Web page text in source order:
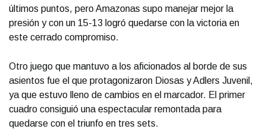
últimos puntos, pero Amazonas supo manejar mejor la
presión y con un 15-13 logró quedarse con la victoria en
este cerrado compromiso.
Otro juego que mantuvo a los aficionados al borde de sus
asientos fue el que protagonizaron Diosas y Adlers Juvenil,
ya que estuvo lleno de cambios en el marcador. El primer
cuadro consiguió una espectacular remontada para
quedarse con el triunfo en tres sets.